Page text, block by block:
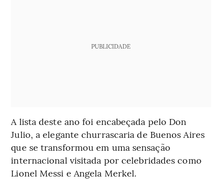
PUBLICIDADE
A lista deste ano foi encabeçada pelo Don
Julio, a elegante churrascaria de Buenos Aires
que se transformou em uma sensação
internacional visitada por celebridades como
Lionel Messi e Angela Merkel.